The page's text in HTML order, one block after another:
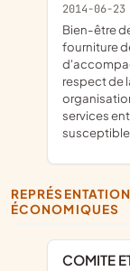
2014-06-23
bien-être de la personne et de son environnement par la
fourniture
respect de
services
REPRÉSENTATION, PROMOTION ET DÉFENSE D'INTÉRÊTS
ÉCONOMIQUES
COMITE